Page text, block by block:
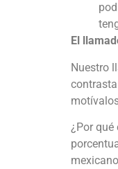
El
Nuestro
¿Por